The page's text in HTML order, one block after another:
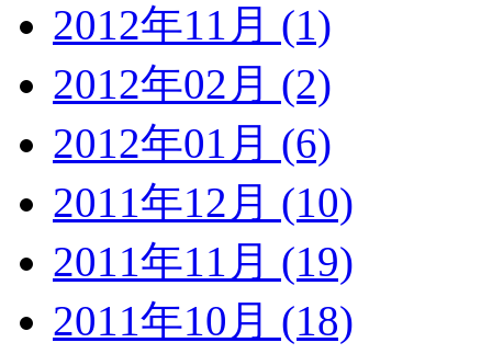
2012年11月 (1)
2012年02月 (2)
2012年01月 (6)
2011年12月 (10)
2011年11月 (19)
2011年10月 (18)